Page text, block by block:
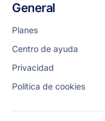
General
Planes
Centro de ayuda
Privacidad
Política de cookies